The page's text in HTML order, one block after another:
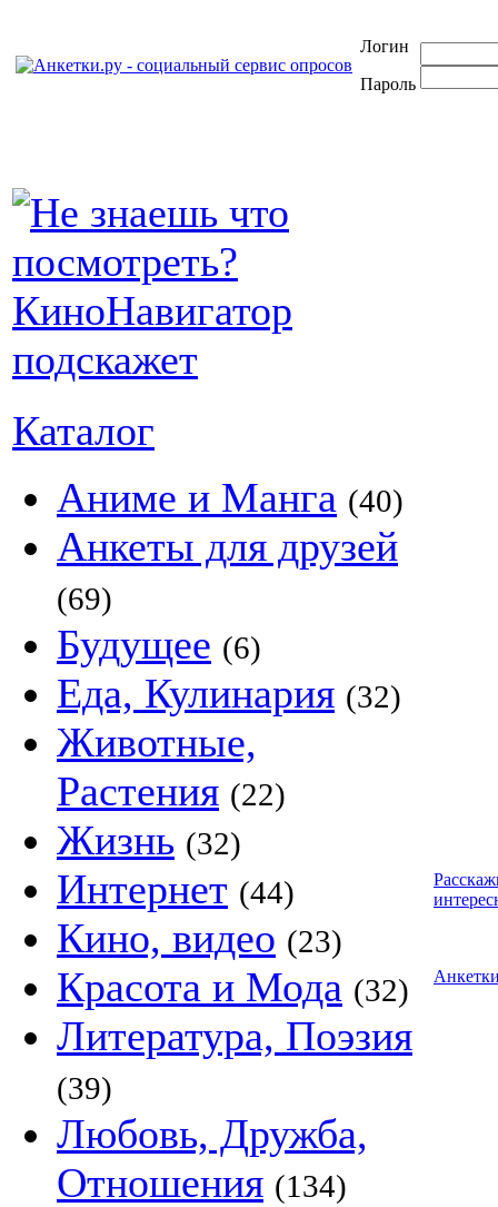
Логин
Пароль
Каталог
Аниме и Манга (40)
Анкеты для друзей
(69)
Будущее (6)
Еда, Кулинария (32)
Животные,
Растения (22)
Жизнь (32)
Интернет (44)
Кино, видео (23)
Красота и Мода (32)
Литература, Поэзия
(39)
Любовь, Дружба,
Отношения (134)